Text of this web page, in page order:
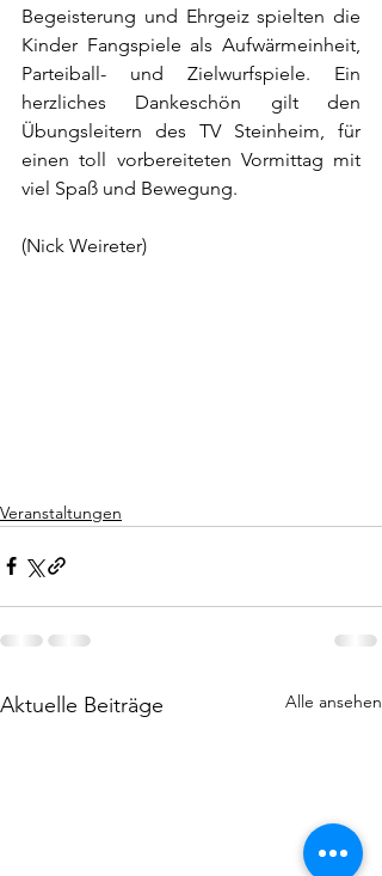
Begeisterung und Ehrgeiz spielten die
Kinder Fangspiele als Aufwärmeinheit,
Parteiball- und Zielwurfspiele. Ein
herzliches Dankeschön gilt den
Übungsleitern des TV Steinheim, für
einen toll vorbereiteten Vormittag mit
viel Spaß und Bewegung.
(Nick Weireter)
Veranstaltungen
Aktuelle Beiträge Alle ansehen